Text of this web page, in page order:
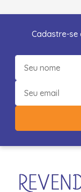
Cadastre-se